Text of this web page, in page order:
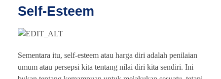
Self-Esteem
Sementara itu, self-esteem atau harga diri adalah penilaian
umum atau persepsi kita tentang nilai diri kita sendiri. Ini